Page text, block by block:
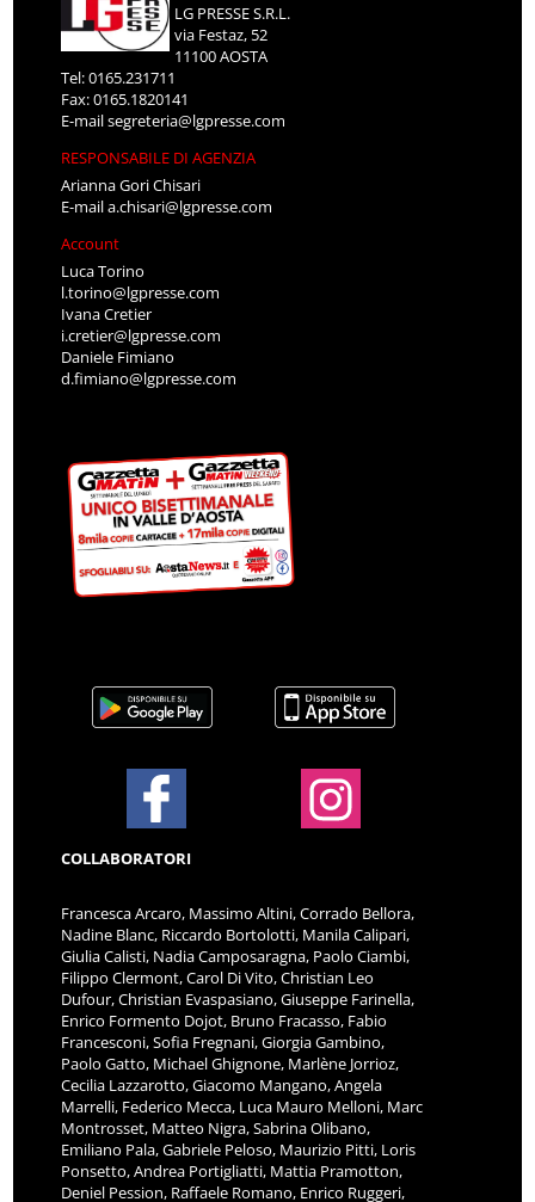
LG PRESSE S.R.L.
via Festaz, 52
11100 AOSTA
Tel: 0165.231711
Fax: 0165.1820141
E-mailsegreteria@lgpresse.com
RESPONSABILE DI AGENZIA
Arianna Gori Chisari
E-maila.chisari@lgpresse.com
Account
Luca Torino
l.torino@lgpresse.com
Ivana Cretier
i.cretier@lgpresse.com
Daniele Fimiano
d.fimiano@lgpresse.com
COLLABORATORI
Francesca Arcaro, Massimo Altini, Corrado Bellora,
Nadine Blanc, Riccardo Bortolotti, Manila Calipari,
Giulia Calisti, Nadia Camposaragna, Paolo Ciambi,
Filippo Clermont, Carol Di Vito, Christian Leo
Dufour, Christian Evaspasiano, Giuseppe Farinella,
Enrico Formento Dojot, Bruno Fracasso, Fabio
Francesconi, Sofia Fregnani, Giorgia Gambino,
Paolo Gatto, Michael Ghignone, Marlène Jorrioz,
Cecilia Lazzarotto, Giacomo Mangano, Angela
Marrelli, Federico Mecca, Luca Mauro Melloni, Marc
Montrosset, Matteo Nigra, Sabrina Olibano,
Emiliano Pala, Gabriele Peloso, Maurizio Pitti, Loris
Ponsetto, Andrea Portigliatti, Mattia Pramotton,
Deniel Pession, Raffaele Romano, Enrico Ruggeri,